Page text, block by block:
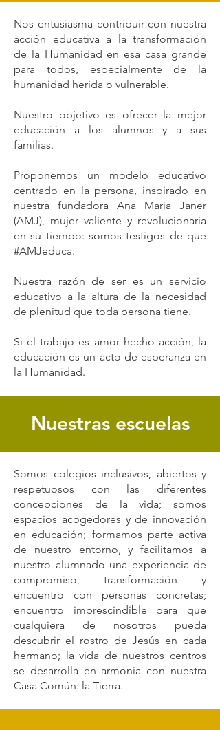
Nos entusiasma contribuir con nuestra
acción educativa a la transformación
de la Humanidad en esa casa grande
para todos, especialmente de la
humanidad herida o vulnerable.
Nuestro objetivo es ofrecer la mejor
educación a los alumnos y a sus
familias.
Proponemos un modelo educativo
centrado en la persona, inspirado en
nuestra fundadora Ana María Janer
(AMJ), mujer valiente y revolucionaria
en su tiempo: somos testigos de que
#AMJeduca.
Nuestra razón de ser es un servicio
educativo a la altura de la necesidad
de plenitud que toda persona tiene.
Si el trabajo es amor hecho acción, la
educación es un acto de esperanza en
la Humanidad.
Nuestras escuelas
Somos colegios inclusivos, abiertos y
respetuosos con las diferentes
concepciones de la vida; somos
espacios acogedores y de innovación
en educación; formamos parte activa
de nuestro entorno, y facilitamos a
nuestro alumnado una experiencia de
compromiso, transformación y
encuentro con personas concretas;
encuentro imprescindible para que
cualquiera de nosotros pueda
descubrir el rostro de Jesús en cada
hermano; la vida de nuestros centros
se desarrolla en armonía con nuestra
Casa Común: la Tierra.